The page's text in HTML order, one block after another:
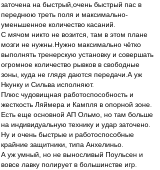
заточена на быстрый,очень быстрый пас в
переднюю треть поля и максимально-
уменьшенное количество касаний.
С мячом никто не возится, там в этом плане
мозги не нужны.Нужно максимально чётко
выполнять тренерскую установку и совершать
огромное количество рывков в свободные
зоны, куда не глядя даются передачи.А уж
Нкунку и Сильва исполняют.
Плюс чудовищная работоспособность и
жесткость Ляймера и Кампля в опорной зоне.
Есть еще основной АП Ольмо, но там больше
на индивидуальную технику и удар заточено.
Ну и очень быстрые и работоспособные
крайние защитники, типа Анхелиньо.
А уж умный, но не выносливый Поульсен и
вовсе лавку полирует в большинстве игр.